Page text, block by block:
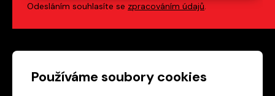
Používáme soubory cookies
Odesláním souhlasíte se zpracováním údajů.
Patička webu Odkazy na sociální